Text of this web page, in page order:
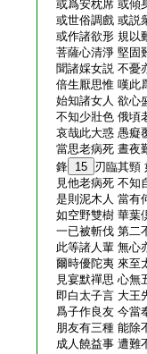
或爲安枕席 或傾
或世俗調戲 或説
或作諸欲形 規以
菩薩心清淨 堅固
聞諸婇女説 不憂
倍生厭思惟 嘆此
始知諸女人 欲心
不知少壯色 俄頃
哀哉此大惑 愚癡
當思老病死 晝夜
鋒 15 刃臨其頸
見他老病死 不知
是則泥木人 當有
如空野雙樹 華葉
一已被斬伐 第二
此等諸人輩 無心
爾時優陀夷 來至
見宴默禪思 心無
即白太子言 大王
爲子作良友 今當
朋友有三種 能除
成人饒益事 遭難